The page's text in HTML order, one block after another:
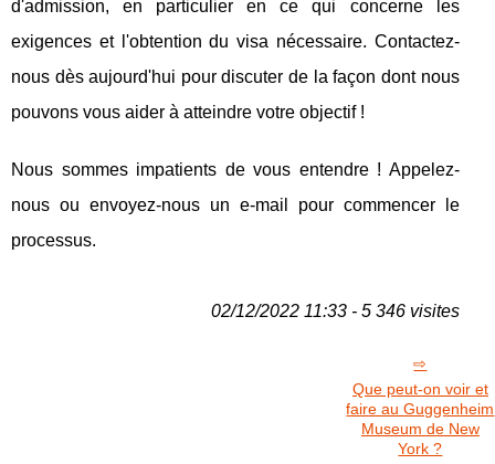
d'admission, en particulier en ce qui concerne les
exigences et l'obtention du visa nécessaire. Contactez-
nous dès aujourd'hui pour discuter de la façon dont nous
pouvons vous aider à atteindre votre objectif !
Nous sommes impatients de vous entendre ! Appelez-
nous ou envoyez-nous un e-mail pour commencer le
processus.
02/12/2022 11:33 - 5 346 visites
Que peut-on voir et
faire au Guggenheim
Museum de New
York ?